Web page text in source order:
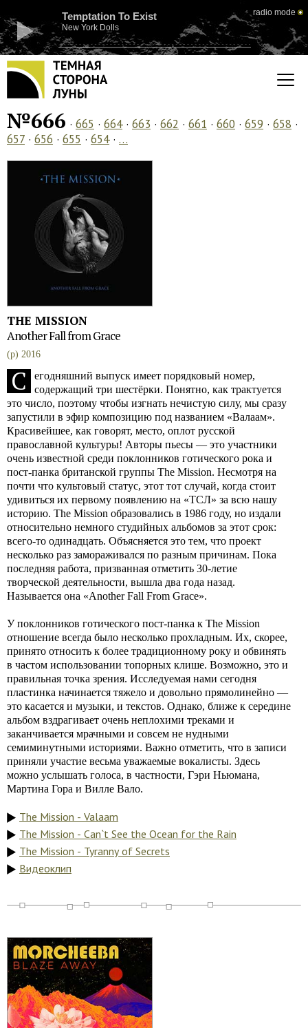
Temptation To Exist
New York Dolls
radio mode
№666 · 665 · 664· 663 · 662 · 661 · 660 · 659 · 658 ·
657 · 656 · 655 · 654· …
THE MISSION
Another Fall from Grace
(p) 2016
С
егодняшний выпуск имеет порядковый номер,
содержащий три шестёрки. Понятно, как трактуется
это число, поэтому чтобы изгнать нечистую силу, мы сразу
запустили в эфир композицию под названием «Валаам».
Красивейшее, как говорят, место, оплот русской
православной культуры! Авторы пьесы — это участники
очень известной среди поклонников готического рока и
пост-панка британской группы The Mission. Несмотря на
почти что культовый статус, этот тот случай, когда стоит
удивиться их первому появлению на «ТСЛ» за всю нашу
историю. The Mission образовались в 1986 году, но издали
относительно немного студийных альбомов за этот срок:
всего-то одинадцать. Объясняется это тем, что проект
несколько раз замораживался по разным причинам. Пока
последняя работа, призванная отметить 30-летие
творческой деятельности, вышла два года назад.
Называется она «Another Fall From Grace».
У поклонников готического пост-панка к The Mission
отношение всегда было несколько прохладным. Их, скорее,
принято относить к более традиционному року и обвинять
в частом использовании топорных клише. Возможно, это и
правильная точка зрения. Исследуемая нами сегодня
пластинка начинается тяжело и довольно прямолинейно —
это касается и музыки, и текстов. Однако, ближе к середине
альбом вздрагивает очень неплохими треками и
заканчивается мрачными и совсем не нудными
семиминутными историями. Важно отметить, что в записи
приняли участие весьма уважаемые вокалисты. Здесь
можно услышать голоса, в частности, Гэри Ньюмана,
Мартина Гора и Вилле Вало.
The Mission - Valaam
The Mission - Can`t See the Ocean for the Rain
The Mission - Tyranny of Secrets
Видеоклип